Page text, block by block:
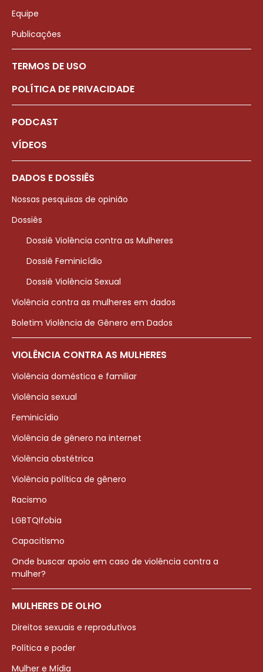
Equipe
Publicações
TERMOS DE USO
POLÍTICA DE PRIVACIDADE
PODCAST
VÍDEOS
DADOS E DOSSIÊS
Nossas pesquisas de opinião
Dossiês
Dossiê Violência contra as Mulheres
Dossiê Feminicídio
Dossiê Violência Sexual
Violência contra as mulheres em dados
Boletim Violência de Gênero em Dados
VIOLÊNCIA CONTRA AS MULHERES
Violência doméstica e familiar
Violência sexual
Feminicídio
Violência de gênero na internet
Violência obstétrica
Violência política de gênero
Racismo
LGBTQIfobia
Capacitismo
Onde buscar apoio em caso de violência contra a
mulher?
MULHERES DE OLHO
Direitos sexuais e reprodutivos
Política e poder
Mulher e Mídia